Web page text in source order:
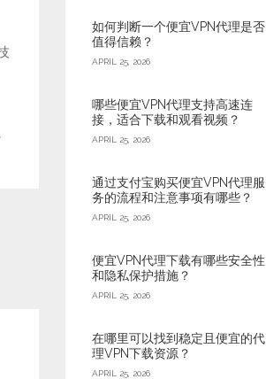
如何判断一个便宜VPN代理是否
值得信赖？
APRIL 25, 2026
哪些便宜VPN代理支持高速连
接，适合下载和观看视频？
APRIL 25, 2026
通过支付宝购买便宜VPN代理服
务的流程和注意事项有哪些？
APRIL 25, 2026
便宜VPN代理下载有哪些安全性
和隐私保护措施？
APRIL 25, 2026
在哪里可以找到稳定且便宜的代
理VPN下载资源？
APRIL 25, 2026